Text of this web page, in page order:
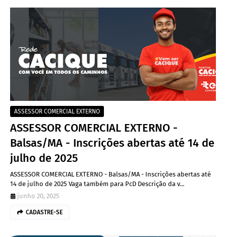
ASSESSOR COMERCIAL EXTERNO
ASSESSOR COMERCIAL EXTERNO -
Balsas/MA - Inscrições abertas até 14 de
julho de 2025
ASSESSOR COMERCIAL EXTERNO - Balsas/MA - Inscrições abertas até
14 de julho de 2025 Vaga também para PcD Descrição da v…
junho 20, 2025
CADASTRE-SE